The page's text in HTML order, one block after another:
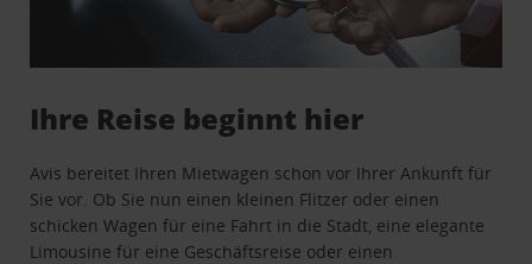
Ihre Reise beginnt hier
Avis bereitet Ihren Mietwagen schon vor Ihrer Ankunft für
Sie vor. Ob Sie nun einen kleinen Flitzer oder einen
schicken Wagen für eine Fahrt in die Stadt, eine elegante
Limousine für eine Geschäftsreise oder einen